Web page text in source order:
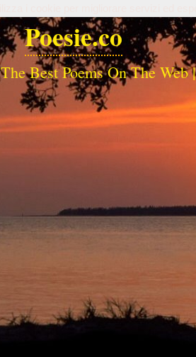
Poesie.co
The Best Poems On The Web |